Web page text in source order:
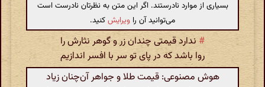
بسیاری از موارد نادرستند. اگر این متن به نظرتان نادرست است
می‌توانید آن را ویرایشکنید.
# ندارد قیمتی چندان زر و گوهر نثارش را
روا باشد که در پای تو سر با افسر اندازیم
هوش مصنوعی: قیمت طلا و جواهر آن‌چنان زیاد